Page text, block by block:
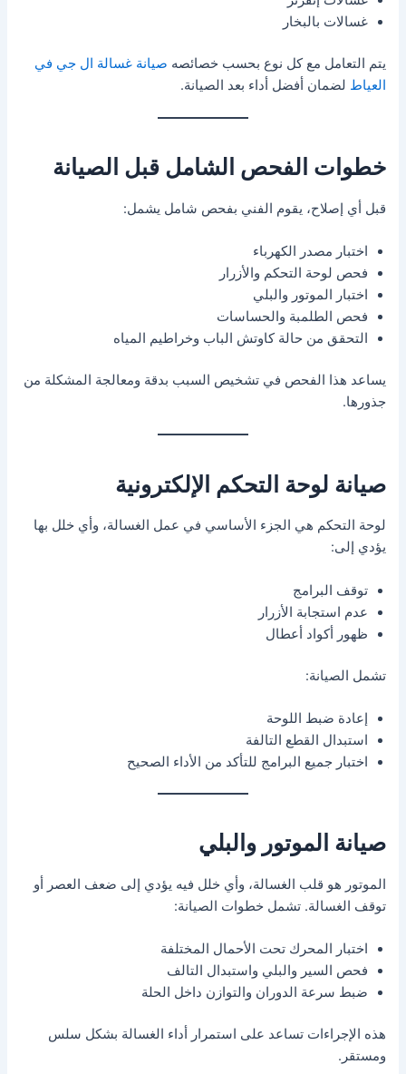
غسالات بالبخار
يتم التعامل مع كل نوع بحسب خصائصه صيانة غسالة ال جي في
العياط لضمان أفضل أداء بعد الصيانة.
خطوات الفحص الشامل قبل الصيانة
قبل أي إصلاح، يقوم الفني بفحص شامل يشمل:
اختبار مصدر الكهرباء
فحص لوحة التحكم والأزرار
اختبار الموتور والبلي
فحص الطلمبة والحساسات
التحقق من حالة كاوتش الباب وخراطيم المياه
يساعد هذا الفحص في تشخيص السبب بدقة ومعالجة المشكلة من
جذورها.
صيانة لوحة التحكم الإلكترونية
لوحة التحكم هي الجزء الأساسي في عمل الغسالة، وأي خلل بها
يؤدي إلى:
توقف البرامج
عدم استجابة الأزرار
ظهور أكواد أعطال
تشمل الصيانة:
إعادة ضبط اللوحة
استبدال القطع التالفة
اختبار جميع البرامج للتأكد من الأداء الصحيح
صيانة الموتور والبلي
الموتور هو قلب الغسالة، وأي خلل فيه يؤدي إلى ضعف العصر أو
توقف الغسالة. تشمل خطوات الصيانة:
اختبار المحرك تحت الأحمال المختلفة
فحص السير والبلي واستبدال التالف
ضبط سرعة الدوران والتوازن داخل الحلة
هذه الإجراءات تساعد على استمرار أداء الغسالة بشكل سلس
ومستقر.